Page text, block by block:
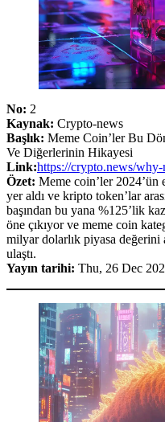
No: 2
Kaynak: Crypto-news
Başlık: Meme Coin’ler Bu
Ve Diğerlerinin Hikayesi
Link:https://crypto.news/
Özet: Meme coin’ler 2024’ün
yer aldı ve kripto token’lar
başından bu yana %125’lik
öne çıkıyor ve meme coin
milyar dolarlık piyasa değerini
ulaştı.
Yayın tarihi: Thu, 26 Dec